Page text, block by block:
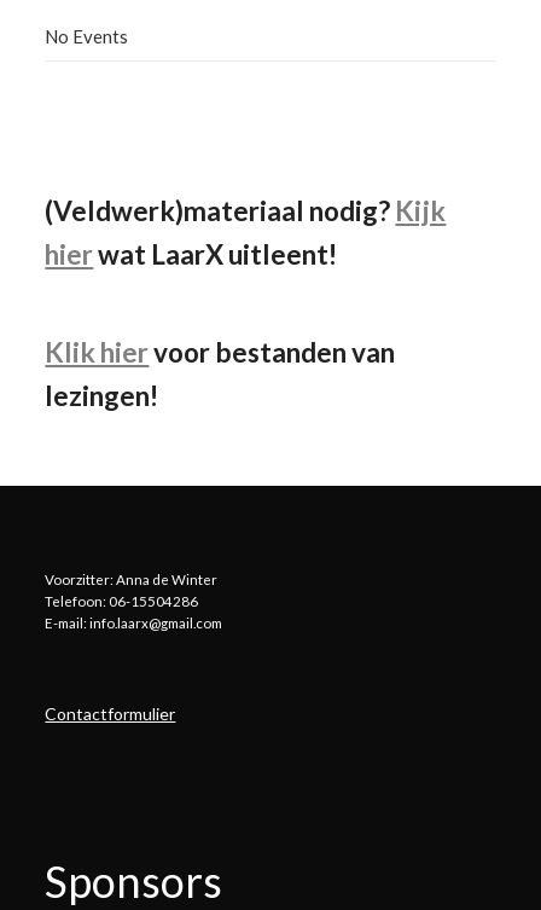
No Events
(Veldwerk)materiaal nodig? Kijk
hierwat LaarX uitleent!
Klik hiervoor bestanden van
lezingen!
Voorzitter: Anna de Winter
Telefoon: 06-15504286
E-mail: info.laarx@gmail.com
Contactformulier
Sponsors